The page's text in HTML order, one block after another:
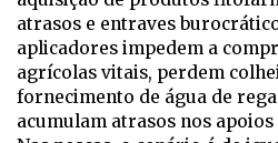
atrasos e entraves
aplicadores impedem a
agrícolas vitais, perdem
fornecimento de água de
acumulam atrasos nos apoios